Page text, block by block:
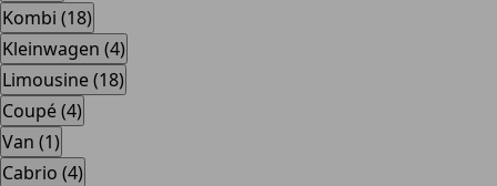
Kombi (18)
Kleinwagen (4)
Limousine (18)
Coupé (4)
Van (1)
Cabrio (4)